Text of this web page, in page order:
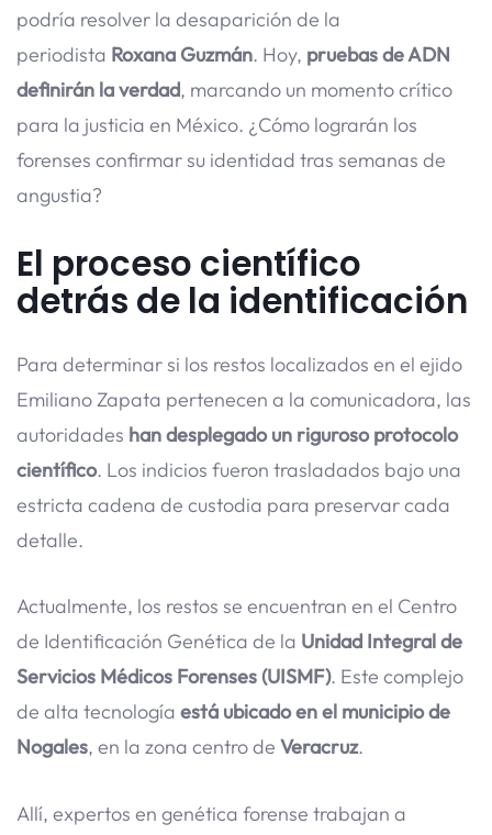
podría resolver la desaparición de la
periodista Roxana Guzmán. Hoy, pruebas de ADN
definirán la verdad, marcando un momento crítico
para la justicia en México. ¿Cómo lograrán los
forenses confirmar su identidad tras semanas de
angustia?
El proceso científico
detrás de la identificación
Para determinar si los restos localizados en el ejido
Emiliano Zapata pertenecen a la comunicadora, las
autoridades han desplegado un riguroso protocolo
científico. Los indicios fueron trasladados bajo una
estricta cadena de custodia para preservar cada
detalle.
Actualmente, los restos se encuentran en el Centro
de Identificación Genética de la Unidad Integral de
Servicios Médicos Forenses (UISMF). Este complejo
de alta tecnología está ubicado en el municipio de
Nogales, en la zona centro de Veracruz.
Allí, expertos en genética forense trabajan a